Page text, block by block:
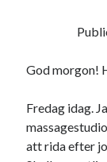
Hej och välkomna
denna bloggen
God morgon!
Fredag idag.
att rida efter